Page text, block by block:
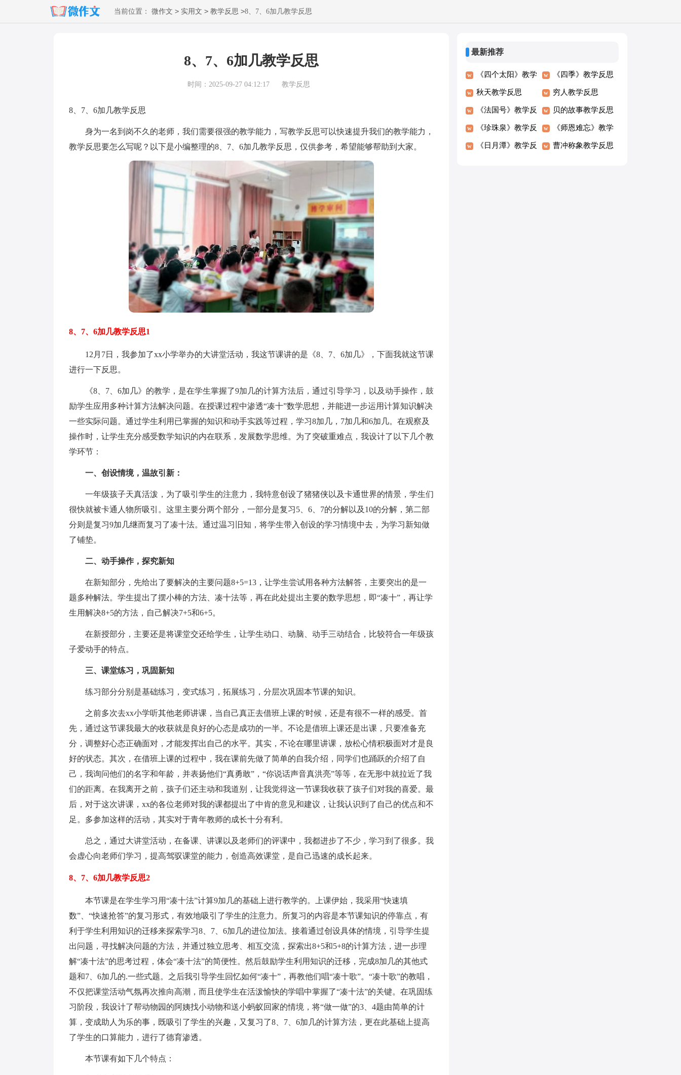
当前位置： 微作文 > 实用文 > 教学反思 >8、7、6加几教学反思
8、7、6加几教学反思
时间：2025-09-27 04:12:17 教学反思
8、7、6加几教学反思
身为一名到岗不久的老师，我们需要很强的教学能力，写教学反思可以快速提升我们的教学能力，
教学反思要怎么写呢？以下是小编整理的8、7、6加几教学反思，仅供参考，希望能够帮助到大家。
8、7、6加几教学反思1
12月7日，我参加了xx小学举办的大讲堂活动，我这节课讲的是《8、7、6加几》，下面我就这节课
进行一下反思。
《8、7、6加几》的教学，是在学生掌握了9加几的计算方法后，通过引导学习，以及动手操作，鼓
励学生应用多种计算方法解决问题。在授课过程中渗透“凑十”数学思想，并能进一步运用计算知识解决
一些实际问题。通过学生利用已掌握的知识和动手实践等过程，学习8加几，7加几和6加几。在观察及
操作时，让学生充分感受数学知识的内在联系，发展数学思维。为了突破重难点，我设计了以下几个教
学环节：
一、创设情境，温故引新：
一年级孩子天真活泼，为了吸引学生的注意力，我特意创设了猪猪侠以及卡通世界的情景，学生们
很快就被卡通人物所吸引。这里主要分两个部分，一部分是复习5、6、7的分解以及10的分解，第二部
分则是复习9加几继而复习了凑十法。通过温习旧知，将学生带入创设的学习情境中去，为学习新知做
了铺垫。
二、动手操作，探究新知
在新知部分，先给出了要解决的主要问题8+5=13，让学生尝试用各种方法解答，主要突出的是一
题多种解法。学生提出了摆小棒的方法、凑十法等，再在此处提出主要的数学思想，即“凑十”，再让学
生用解决8+5的方法，自己解决7+5和6+5。
在新授部分，主要还是将课堂交还给学生，让学生动口、动脑、动手三动结合，比较符合一年级孩
子爱动手的特点。
三、课堂练习，巩固新知
练习部分分别是基础练习，变式练习，拓展练习，分层次巩固本节课的知识。
之前多次去xx小学听其他老师讲课，当自己真正去借班上课的'时候，还是有很不一样的感受。首
先，通过这节课我最大的收获就是良好的心态是成功的一半。不论是借班上课还是出课，只要准备充
分，调整好心态正确面对，才能发挥出自己的水平。其实，不论在哪里讲课，放松心情积极面对才是良
好的状态。其次，在借班上课的过程中，我在课前先做了简单的自我介绍，同学们也踊跃的介绍了自
己，我询问他们的名字和年龄，并表扬他们“真勇敢”，“你说话声音真洪亮”等等，在无形中就拉近了我
们的距离。在我离开之前，孩子们还主动和我道别，让我觉得这一节课我收获了孩子们对我的喜爱。最
后，对于这次讲课，xx的各位老师对我的课都提出了中肯的意见和建议，让我认识到了自己的优点和不
足。多参加这样的活动，其实对于青年教师的成长十分有利。
总之，通过大讲堂活动，在备课、讲课以及老师们的评课中，我都进步了不少，学习到了很多。我
会虚心向老师们学习，提高驾驭课堂的能力，创造高效课堂，是自己迅速的成长起来。
8、7、6加几教学反思2
本节课是在学生学习用“凑十法”计算9加几的基础上进行教学的。上课伊始，我采用“快速填
数”、“快速抢答”的复习形式，有效地吸引了学生的注意力。所复习的内容是本节课知识的停靠点，有
利于学生利用知识的迁移来探索学习8、7、6加几的进位加法。接着通过创设具体的情境，引导学生提
出问题，寻找解决问题的方法，并通过独立思考、相互交流，探索出8+5和5+8的计算方法，进一步理
解“凑十法”的思考过程，体会“凑十法”的简便性。然后鼓励学生利用知识的迁移，完成8加几的其他式
题和7、6加几的.一些式题。之后我引导学生回忆如何“凑十”，再教他们唱“凑十歌”。“凑十歌”的教唱，
不仅把课堂活动气氛再次推向高潮，而且使学生在活泼愉快的学唱中掌握了“凑十法”的关键。在巩固练
习阶段，我设计了帮动物园的阿姨找小动物和送小蚂蚁回家的情境，将“做一做”的3、4题由简单的计
算，变成助人为乐的事，既吸引了学生的兴趣，又复习了8、7、6加几的计算方法，更在此基础上提高
了学生的口算能力，进行了德育渗透。
本节课有如下几个特点：
最新推荐
《四个太阳》教学
反思
《四季》教学反思
秋天教学反思 穷人教学反思
《法国号》教学反
思
贝的故事教学反思
《珍珠泉》教学反
思
《师恩难忘》教学
反思
《日月潭》教学反 曹冲称象教学反思